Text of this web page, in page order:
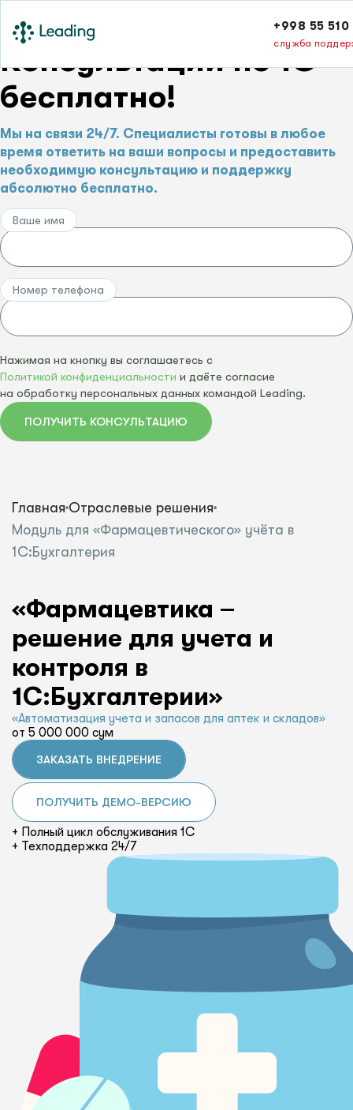
+998 55 510
служба
Консультации по 1С –
бесплатно!
Мы на связи 24/7. Специалисты готовы в любое
время ответить на ваши вопросы и предоставить
необходимую консультацию и поддержку
абсолютно бесплатно.
Ваше имя
Номер телефона
Нажимая на кнопку вы соглашаетесь с
Политикой конфиденциальности и даёте согласие
на обработку персональных данных командой Leading.
ПОЛУЧИТЬ КОНСУЛЬТАЦИЮ
Главная Отраслевые решения
Модуль для «Фармацевтического» учёта в
1С:Бухгалтерия
«Фармацевтика –
решение для учета и
контроля в
1С:Бухгалтерии»
«Автоматизация учета и запасов для аптек и складов»
от 5 000 000 сум
ЗАКАЗАТЬ ВНЕДРЕНИЕ
ПОЛУЧИТЬ ДЕМО-ВЕРСИЮ
+ Полный цикл обслуживания 1С
+ Техподдержка 24/7